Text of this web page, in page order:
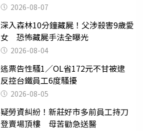
2026-08-07
深入森林10分鐘藏屍！父涉殺害9歲愛
女 恐怖藏屍手法全曝光
2026-08-04
逃票告性騷1／OL省172元不甘被逮
反控台鐵員工6度騷擾
2026-08-05
疑勞資糾紛！新莊好市多前員工持刀
登賣場頂樓 母苦勸急送醫